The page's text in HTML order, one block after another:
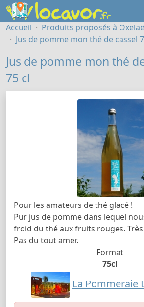
Accueil
Produits proposés à
Jus de pomme mon thé de cassel
Jus de pomme mon thé
75 cl
Pour les amateurs de thé glacé !
Pur jus de pomme dans lequel
froid du thé aux fruits rouges.
Pas du tout amer.
Format
75cl
La Pommeraie